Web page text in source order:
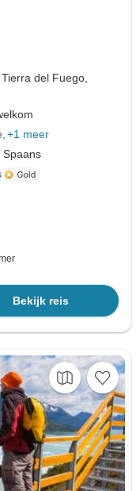
del Fuego,
+1 meer
Spaans
Bekijk reis